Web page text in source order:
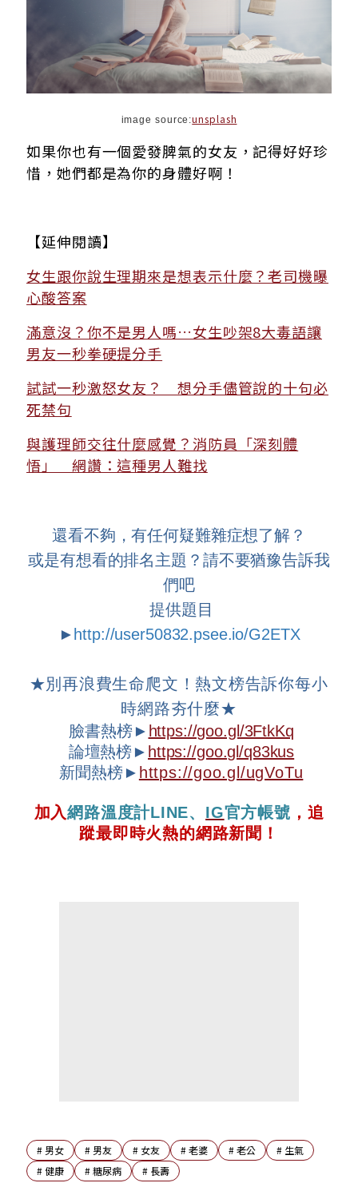
image source:unsplash
如果你也有一個愛發脾氣的女友，記得好好珍
惜，她們都是為你的身體好啊！
【延伸閱讀】
女生跟你說生理期來是想表示什麼？老司機曝
心酸答案
滿意沒？你不是男人嗎…女生吵架8大毒語讓
男友一秒拳硬提分手
試試一秒激怒女友？ 想分手儘管說的十句必
死禁句
與護理師交往什麼感覺？消防員「深刻體
悟」 網讚：這種男人難找
還看不夠，有任何疑難雜症想了解？
或是有想看的排名主題？請不要猶豫告訴我
們吧
提供題目
► http://user50832.psee.io/G2ETX
★別再浪費生命爬文！熱文榜告訴你每小
時網路夯什麼★
臉書熱榜► https://goo.gl/3FtkKq
論壇熱榜► https://goo.gl/q83kus
新聞熱榜► https://goo.gl/ugVoTu
加入網路溫度計LINE、 IG官方帳號 ，追
蹤最即時火熱的網路新聞！
# 男女 # 男友 # 女友 #老婆 #老公 # 生氣
#健康 #糖尿病 # 長壽